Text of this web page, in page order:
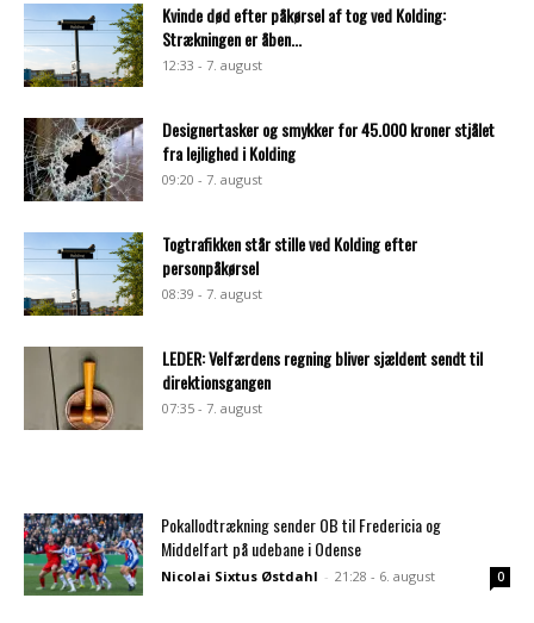
Kvinde død efter påkørsel af tog ved Kolding:
Strækningen er åben...
12:33 - 7. august
Designertasker og smykker for 45.000 kroner stjålet
fra lejlighed i Kolding
09:20 - 7. august
Togtrafikken står stille ved Kolding efter
personpåkørsel
08:39 - 7. august
LEDER: Velfærdens regning bliver sjældent sendt til
direktionsgangen
07:35 - 7. august
Pokallodtrækning sender OB til Fredericia og
Middelfart på udebane i Odense
Nicolai Sixtus Østdahl - 21:28 - 6. august 0